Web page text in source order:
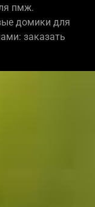
пмж.
домики для
заказать